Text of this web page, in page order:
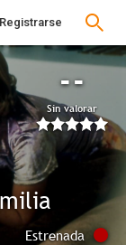
--
Sin valorar
Estrenada